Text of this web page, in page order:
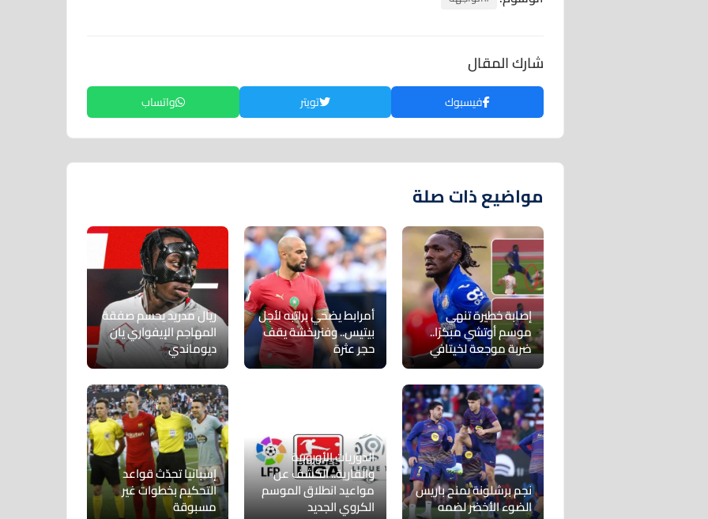
شارك المقال
فيسبوك تويتر واتساب
مواضيع ذات صلة
إصابة خطيرة تنهي
موسم أوتشي مبكرًا..
ضربة موجعة لخيتافي
أمرابط يضحي براتبه لأجل
بيتيس.. وفنربخشة يقف
حجر عثرة
ريال مدريد يحسم صفقة
المهاجم الإيفواري يان
ديوماندي
نجم برشلونة يمنح باريس
الضوء الأخضر لضمه
الدوريات الأوروبية
والقارية.. الكشف عن
مواعيد انطلاق الموسم
الكروي الجديد
إسبانيا تحدّث قواعد
التحكيم بخطوات غير
مسبوقة